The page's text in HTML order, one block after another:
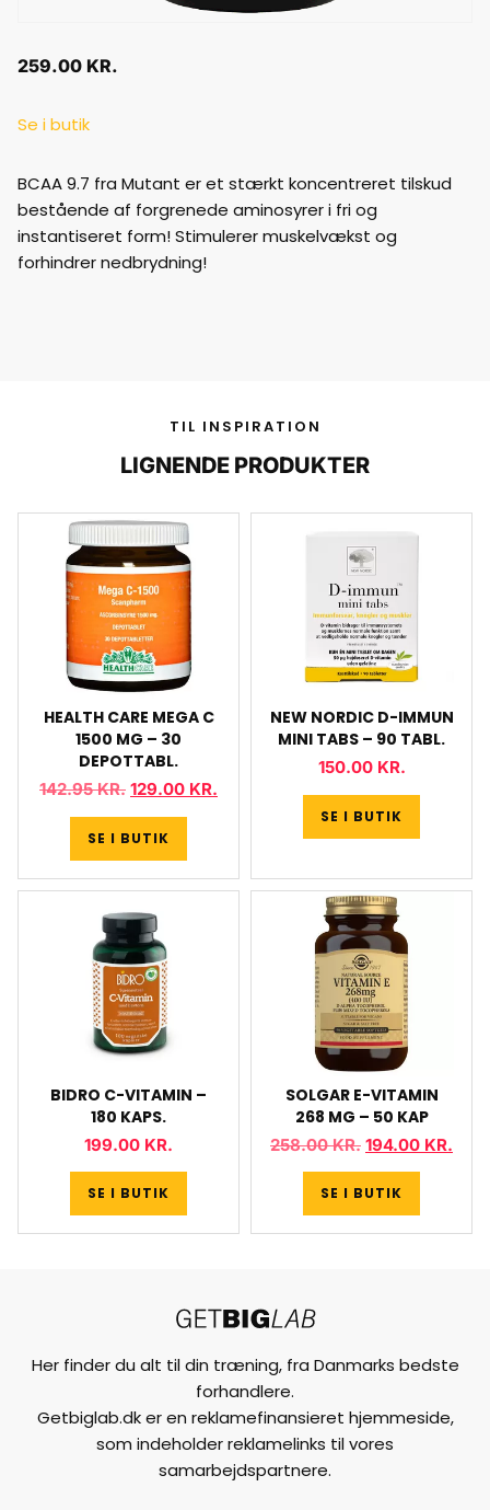
259.00 KR.
Se i butik
BCAA 9.7 fra Mutant er et stærkt koncentreret tilskud
bestående af forgrenede aminosyrer i fri og
instantiseret form! Stimulerer muskelvækst og
forhindrer nedbrydning!
TIL INSPIRATION
LIGNENDE PRODUKTER
HEALTH CARE MEGA C
1500 MG – 30
DEPOTTABL.
142.95KR. 129.00 KR.
SE I BUTIK
NEW NORDIC D-IMMUN
MINI TABS – 90 TABL.
150.00 KR.
SE I BUTIK
BIDRO C-VITAMIN –
180 KAPS.
199.00 KR.
SE I BUTIK
SOLGAR E-VITAMIN
268 MG – 50 KAP
258.00KR. 194.00 KR.
SE I BUTIK
Her finder du alt til din træning, fra Danmarks bedste
forhandlere.
Getbiglab.dk er en reklamefinansieret hjemmeside,
som indeholder reklamelinks til vores
samarbejdspartnere.